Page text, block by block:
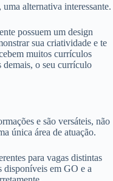
alternativa interessante.
possuem um design
sua criatividade e te
muitos currículos
demais, o seu currículo
e são versáteis, não
única área de atuação.
para vagas distintas
disponíveis em GO e a